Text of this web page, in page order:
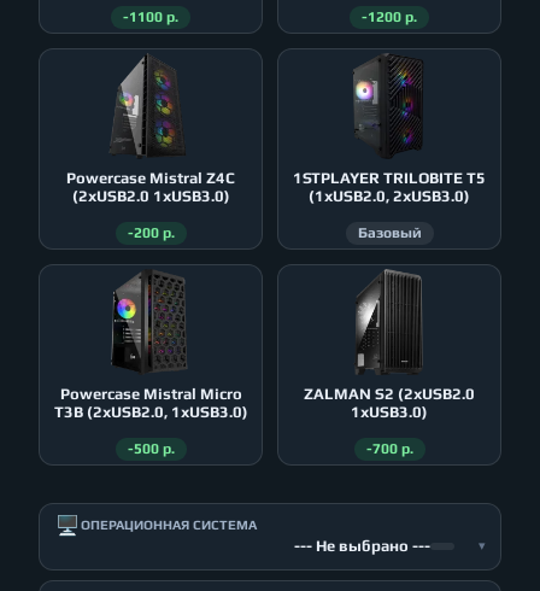
-1100 р. -1200 р.
Powercase Mistral Z4С
(2xUSB2.0 1xUSB3.0)
-200 р.
1STPLAYER TRILOBITE T5
(1xUSB2.0, 2xUSB3.0)
Базовый
Powercase Mistral Micro
T3B (2xUSB2.0, 1xUSB3.0)
-500 р.
ZALMAN S2 (2xUSB2.0
1xUSB3.0)
-700 р.
🖥️ ОПЕРАЦИОННАЯ СИСТЕМА
--- Не выбрано --- ▾